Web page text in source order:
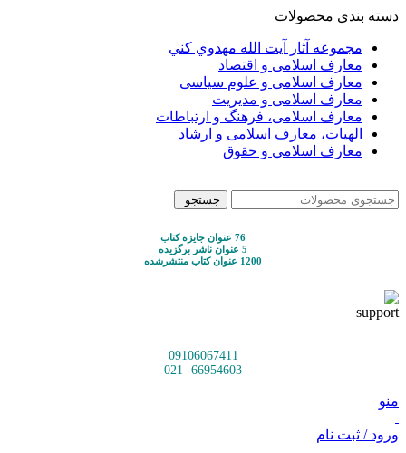
دسته بندی محصولات
مجموعه آثار آيت الله مهدوي كني
معارف اسلامی و اقتصاد
معارف اسلامی و علوم سیاسی
معارف اسلامی و مدیریت
معارف اسلامی، فرهنگ و ارتباطات
الهیات، معارف اسلامی و ارشاد
معارف اسلامی و حقوق
جستجو
76 عنوان جایزه کتاب
5 عنوان ناشر برگزیده
1200 عنوان کتاب منتشرشده
09106067411
66954603- 021
منو
ورود / ثبت نام